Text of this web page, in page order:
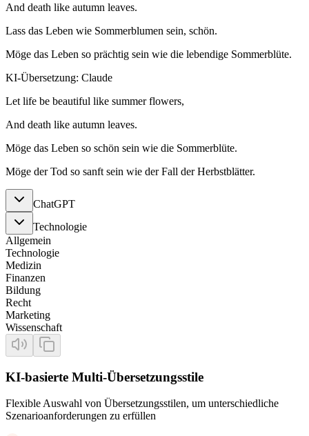
And death like autumn leaves.
Lass das Leben wie Sommerblumen sein, schön.
Möge das Leben so prächtig sein wie die lebendige Sommerblüte.
KI-Übersetzung: Claude
Let life be beautiful like summer flowers,
And death like autumn leaves.
Möge das Leben so schön sein wie die Sommerblüte.
Möge der Tod so sanft sein wie der Fall der Herbstblätter.
ChatGPT
Technologie
Allgemein
Technologie
Medizin
Finanzen
Bildung
Recht
Marketing
Wissenschaft
KI-basierte Multi-Übersetzungsstile
Flexible Auswahl von Übersetzungsstilen, um unterschiedliche
Szenarioanforderungen zu erfüllen